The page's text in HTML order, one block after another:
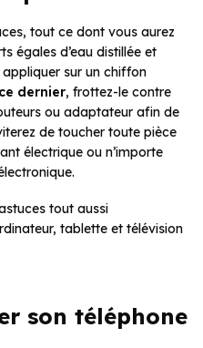
tout ce dont vous aurez
égales d’eau distillée et
sur un chiffon
dernier, frottez-le contre
ou adaptateur afin de
de toucher toute pièce
électrique ou n’importe
tout aussi
tablette et télévision
son téléphone